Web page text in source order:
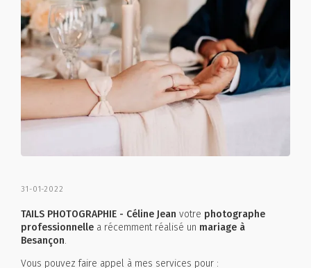
31-01-2022
TAILS PHOTOGRAPHIE - Céline Jean votre photographe
professionnelle a récemment réalisé un mariage à
Besançon.
Vous pouvez faire appel à mes services pour :